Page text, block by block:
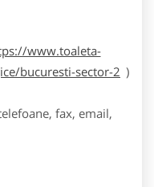
www.toaleta-
bucuresti-sector-2 )
fax, email,